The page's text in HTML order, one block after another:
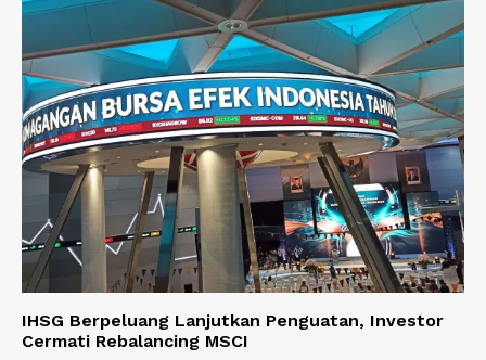
IHSG Berpeluang Lanjutkan Penguatan, Investor
Cermati Rebalancing MSCI